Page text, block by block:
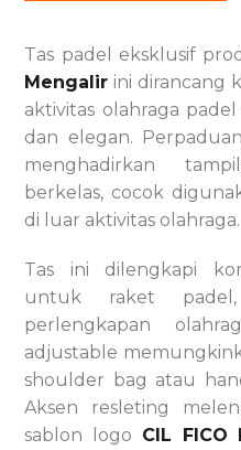
Tas padel eksklusif
Mengalir ini dirancang
aktivitas olahraga
dan elegan.
menghadirkan
berkelas, cocok
di luar aktivitas olahraga.
Tas ini dilengkapi
untuk raket
perlengkapan
adjustable
shoulder bag atau
Aksen resleting
sablon logo CIL FICO